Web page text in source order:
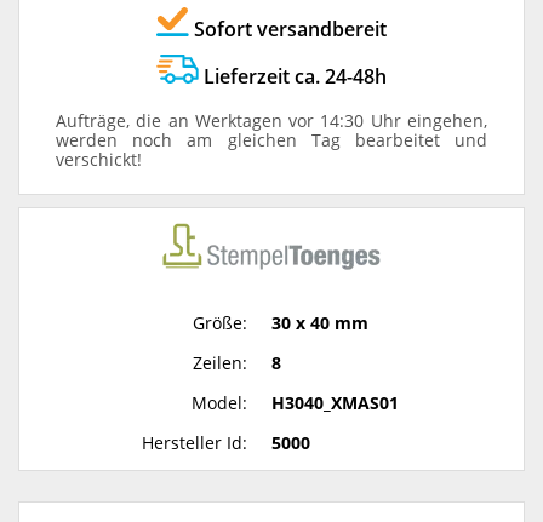
Sofort versandbereit
Lieferzeit ca. 24-48h
Aufträge, die an Werktagen vor 14:30 Uhr eingehen,
werden noch am gleichen Tag bearbeitet und
verschickt!
Größe:
30 x 40 mm
Zeilen:
8
Model:
H3040_XMAS01
Hersteller Id:
5000